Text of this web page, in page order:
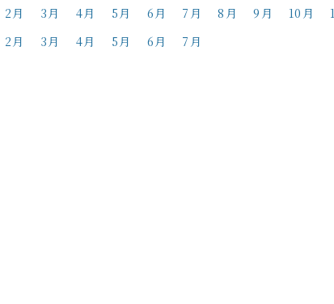
2月 3月 4月 5月 6月 7月 8月 9月 10月
2月 3月 4月 5月 6月 7月